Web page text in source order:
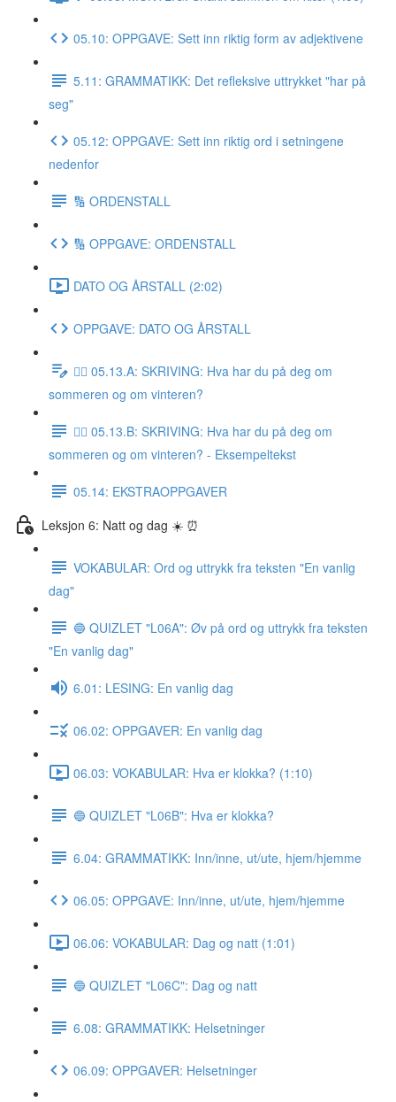
05.10: OPPGAVE: Sett inn riktig form av adjektivene
5.11: GRAMMATIKK: Det refleksive uttrykket "har på
seg"
05.12: OPPGAVE: Sett inn riktig ord i setningene
nedenfor
🔢 ORDENSTALL
🔢 OPPGAVE: ORDENSTALL
DATO OG ÅRSTALL (2:02)
OPPGAVE: DATO OG ÅRSTALL
✍🏼 05.13.A: SKRIVING: Hva har du på deg om
sommeren og om vinteren?
✍🏼 05.13.B: SKRIVING: Hva har du på deg om
sommeren og om vinteren? - Eksempeltekst
05.14: EKSTRAOPPGAVER
Leksjon 6: Natt og dag ☀️ ⏰
VOKABULAR: Ord og uttrykk fra teksten "En vanlig
dag"
🔵 QUIZLET "L06A": Øv på ord og uttrykk fra teksten
"En vanlig dag"
6.01: LESING: En vanlig dag
06.02: OPPGAVER: En vanlig dag
06.03: VOKABULAR: Hva er klokka? (1:10)
🔵 QUIZLET "L06B": Hva er klokka?
6.04: GRAMMATIKK: Inn/inne, ut/ute, hjem/hjemme
06.05: OPPGAVE: Inn/inne, ut/ute, hjem/hjemme
06.06: VOKABULAR: Dag og natt (1:01)
🔵 QUIZLET "L06C": Dag og natt
6.08: GRAMMATIKK: Helsetninger
06.09: OPPGAVER: Helsetninger